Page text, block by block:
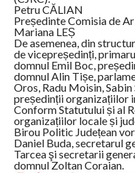
Petru CĂLIAN
Președinte Comisia de
Mariana LEȘ
De asemenea, din
de vicepreședinți,
domnul Emil Boc,
domnul Alin Tișe,
Oros, Radu Moisin,
președinții organizațiilor
Conform Statutului și al
organizațiilor locale și
Birou Politic Județean
Daniel Buda, secretarul
Tarcea şi secretarii
domnul Zoltan Coraian.